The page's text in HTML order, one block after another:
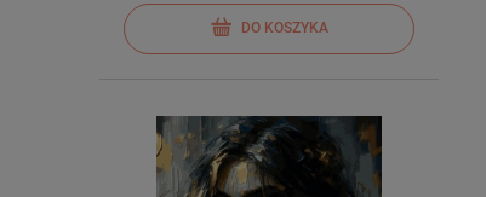
DO KOSZYKA